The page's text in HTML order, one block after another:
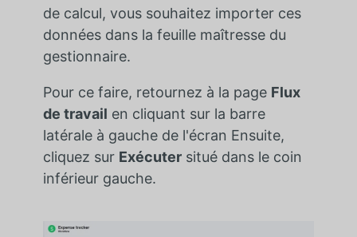
de calcul, vous souhaitez importer ces
données dans la feuille maîtresse du
gestionnaire.
Pour ce faire, retournez à la page Flux
de travail en cliquant sur la barre
latérale à gauche de l'écran Ensuite,
cliquez sur Exécutersitué dans le coin
inférieur gauche.